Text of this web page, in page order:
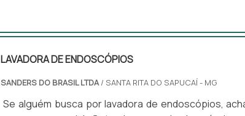
LAVADORA DE ENDOSCÓPIOS
SANDERS DO BRASIL LTDA/ SANTA RITA DO SAPUCAÍ - MG
Se alguém busca por lavadora de endoscópios,